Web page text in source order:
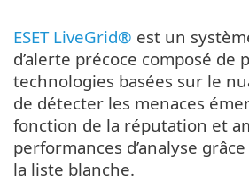
ESET LiveGrid® est un
d’alerte précoce composé de
technologies basées sur le
de détecter les menaces
fonction de la réputation et
performances d’analyse
la liste blanche.